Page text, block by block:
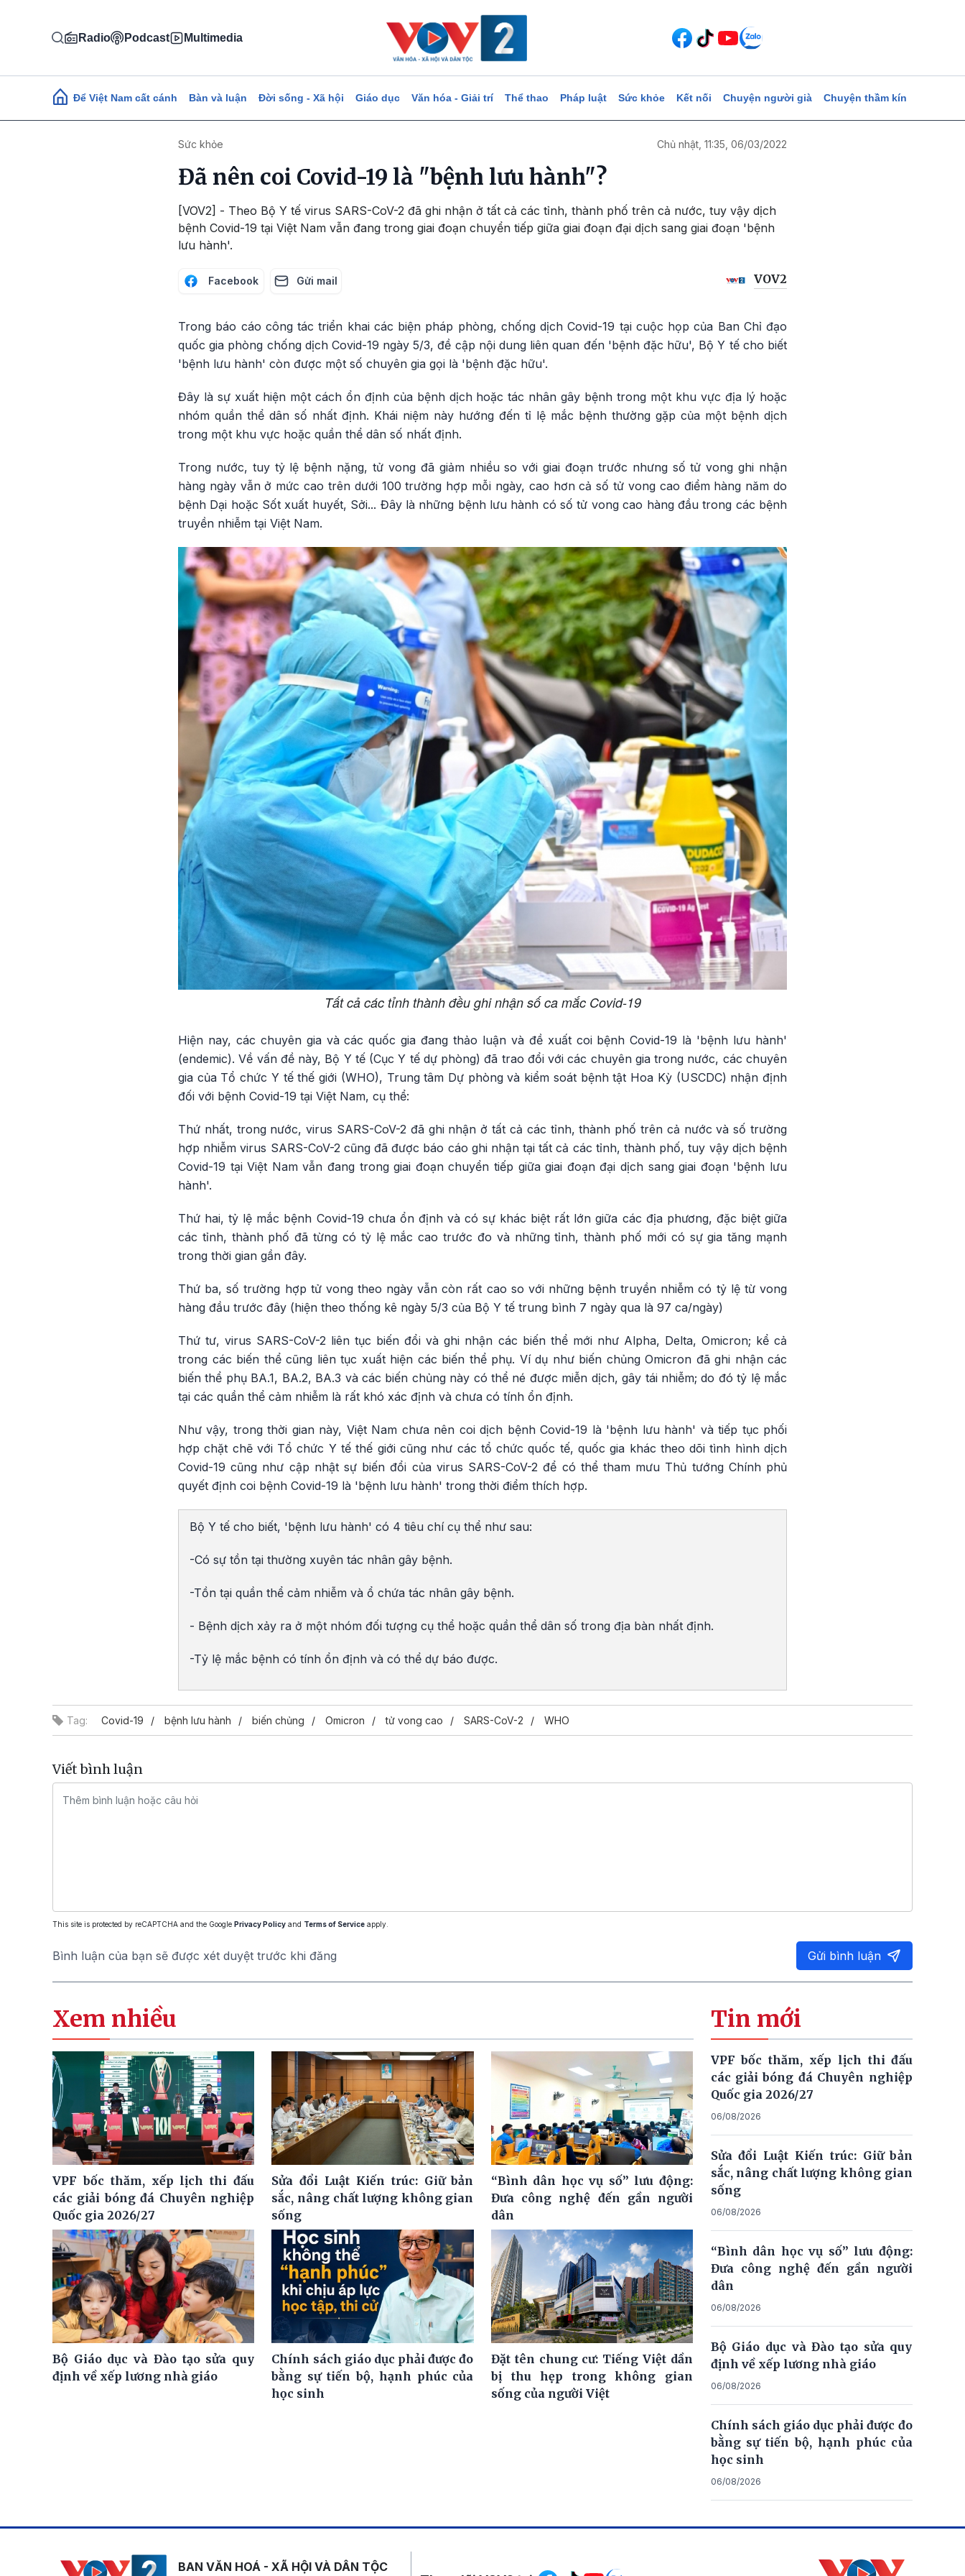
Radio Podcast Multimedia
Main navigation
Để Việt Nam cất cánh Bàn và luận Đời sống - Xã hội Giáo dục Văn hóa - Giải trí Thể thao Pháp luật Sức khỏe Kết nối Chuyện người già Chuyện thầm kín
Sức khỏe Chủ nhật, 11:35, 06/03/2022
Đã nên coi Covid-19 là "bệnh lưu hành"?
[VOV2] - Theo Bộ Y tế virus SARS-CoV-2 đã ghi nhận ở tất cả các tỉnh, thành phố trên cả nước, tuy vậy dịch
bệnh Covid-19 tại Việt Nam vẫn đang trong giai đoạn chuyển tiếp giữa giai đoạn đại dịch sang giai đoạn 'bệnh
lưu hành'.
Facebook Gửi mail VOV2
Trong báo cáo công tác triển khai các biện pháp phòng, chống dịch Covid-19 tại cuộc họp của Ban Chỉ đạo
quốc gia phòng chống dịch Covid-19 ngày 5/3, đề cập nội dung liên quan đến 'bệnh đặc hữu', Bộ Y tế cho biết
'bệnh lưu hành' còn được một số chuyên gia gọi là 'bệnh đặc hữu'.
Đây là sự xuất hiện một cách ổn định của bệnh dịch hoặc tác nhân gây bệnh trong một khu vực địa lý hoặc
nhóm quần thể dân số nhất định. Khái niệm này hướng đến tỉ lệ mắc bệnh thường gặp của một bệnh dịch
trong một khu vực hoặc quần thể dân số nhất định.
Trong nước, tuy tỷ lệ bệnh nặng, tử vong đã giảm nhiều so với giai đoạn trước nhưng số tử vong ghi nhận
hàng ngày vẫn ở mức cao trên dưới 100 trường hợp mỗi ngày, cao hơn cả số tử vong cao điểm hàng năm do
bệnh Dại hoặc Sốt xuất huyết, Sởi... Đây là những bệnh lưu hành có số tử vong cao hàng đầu trong các bệnh
truyền nhiễm tại Việt Nam.
Tất cả các tỉnh thành đều ghi nhận số ca mắc Covid-19
Hiện nay, các chuyên gia và các quốc gia đang thảo luận và đề xuất coi bệnh Covid-19 là 'bệnh lưu hành'
(endemic). Về vấn đề này, Bộ Y tế (Cục Y tế dự phòng) đã trao đổi với các chuyên gia trong nước, các chuyên
gia của Tổ chức Y tế thế giới (WHO), Trung tâm Dự phòng và kiểm soát bệnh tật Hoa Kỳ (USCDC) nhận định
đối với bệnh Covid-19 tại Việt Nam, cụ thể:
Thứ nhất, trong nước, virus SARS-CoV-2 đã ghi nhận ở tất cả các tỉnh, thành phố trên cả nước và số trường
hợp nhiễm virus SARS-CoV-2 cũng đã được báo cáo ghi nhận tại tất cả các tỉnh, thành phố, tuy vậy dịch bệnh
Covid-19 tại Việt Nam vẫn đang trong giai đoạn chuyển tiếp giữa giai đoạn đại dịch sang giai đoạn 'bệnh lưu
hành'.
Thứ hai, tỷ lệ mắc bệnh Covid-19 chưa ổn định và có sự khác biệt rất lớn giữa các địa phương, đặc biệt giữa
các tỉnh, thành phố đã từng có tỷ lệ mắc cao trước đo và những tỉnh, thành phố mới có sự gia tăng mạnh
trong thời gian gần đây.
Thứ ba, số trường hợp tử vong theo ngày vẫn còn rất cao so với những bệnh truyền nhiễm có tỷ lệ từ vong
hàng đầu trước đây (hiện theo thống kê ngày 5/3 của Bộ Y tế trung bình 7 ngày qua là 97 ca/ngày)
Thứ tư, virus SARS-CoV-2 liên tục biến đổi và ghi nhận các biến thể mới như Alpha, Delta, Omicron; kể cả
trong các biến thể cũng liên tục xuất hiện các biến thể phụ. Ví dụ như biến chủng Omicron đã ghi nhận các
biến thể phụ BA.1, BA.2, BA.3 và các biến chủng này có thể né được miễn dịch, gây tái nhiễm; do đó tỷ lệ mắc
tại các quần thể cảm nhiễm là rất khó xác định và chưa có tính ổn định.
Như vậy, trong thời gian này, Việt Nam chưa nên coi dịch bệnh Covid-19 là 'bệnh lưu hành' và tiếp tục phối
hợp chặt chẽ với Tổ chức Y tế thế giới cũng như các tổ chức quốc tế, quốc gia khác theo dõi tình hình dịch
Covid-19 cũng như cập nhật sự biến đổi của virus SARS-CoV-2 để có thể tham mưu Thủ tướng Chính phủ
quyết định coi bệnh Covid-19 là 'bệnh lưu hành' trong thời điểm thích hợp.
Bộ Y tế cho biết, 'bệnh lưu hành' có 4 tiêu chí cụ thể như sau:
-Có sự tồn tại thường xuyên tác nhân gây bệnh.
-Tồn tại quần thể cảm nhiễm và ổ chứa tác nhân gây bệnh.
- Bệnh dịch xảy ra ở một nhóm đối tượng cụ thể hoặc quần thể dân số trong địa bàn nhất định.
-Tỷ lệ mắc bệnh có tính ổn định và có thể dự báo được.
Tag: Covid-19 bệnh lưu hành biến chủng Omicron tử vong cao SARS-CoV-2 WHO
Viết bình luận
This site is protected by reCAPTCHA and the Google Privacy Policy and Terms of Service apply.
Bình luận của bạn sẽ được xét duyệt trước khi đăng Gửi bình luận
Xem nhiều
VPF bốc thăm, xếp lịch thi đấu
các giải bóng đá Chuyên nghiệp
Quốc gia 2026/27
Sửa đổi Luật Kiến trúc: Giữ bản
sắc, nâng chất lượng không gian
sống
“Bình dân học vụ số” lưu động:
Đưa công nghệ đến gần người
dân
Bộ Giáo dục và Đào tạo sửa quy
định về xếp lương nhà giáo
Chính sách giáo dục phải được đo
bằng sự tiến bộ, hạnh phúc của
học sinh
Đặt tên chung cư: Tiếng Việt dần
bị thu hẹp trong không gian
sống của người Việt
Tin mới
VPF bốc thăm, xếp lịch thi đấu
các giải bóng đá Chuyên nghiệp
Quốc gia 2026/27
06/08/2026
Sửa đổi Luật Kiến trúc: Giữ bản
sắc, nâng chất lượng không gian
sống
06/08/2026
“Bình dân học vụ số” lưu động:
Đưa công nghệ đến gần người
dân
06/08/2026
Bộ Giáo dục và Đào tạo sửa quy
định về xếp lương nhà giáo
06/08/2026
Chính sách giáo dục phải được đo
bằng sự tiến bộ, hạnh phúc của
học sinh
06/08/2026
BAN VĂN HOÁ - XÃ HỘI VÀ DÂN TỘC Mạng xã hội